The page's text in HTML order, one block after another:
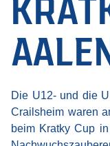
Die U12- und die
Crailsheim waren
beim Kratky Cup